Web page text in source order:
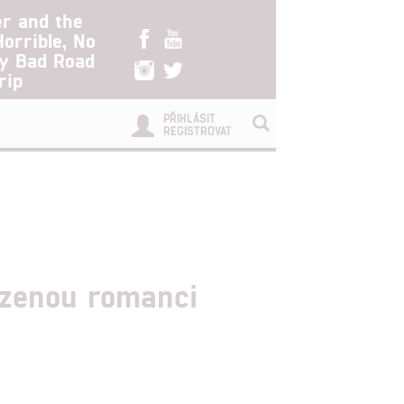
and the
No
Bad Road
PŘIHLÁSIT
REGISTROVAT
romanci